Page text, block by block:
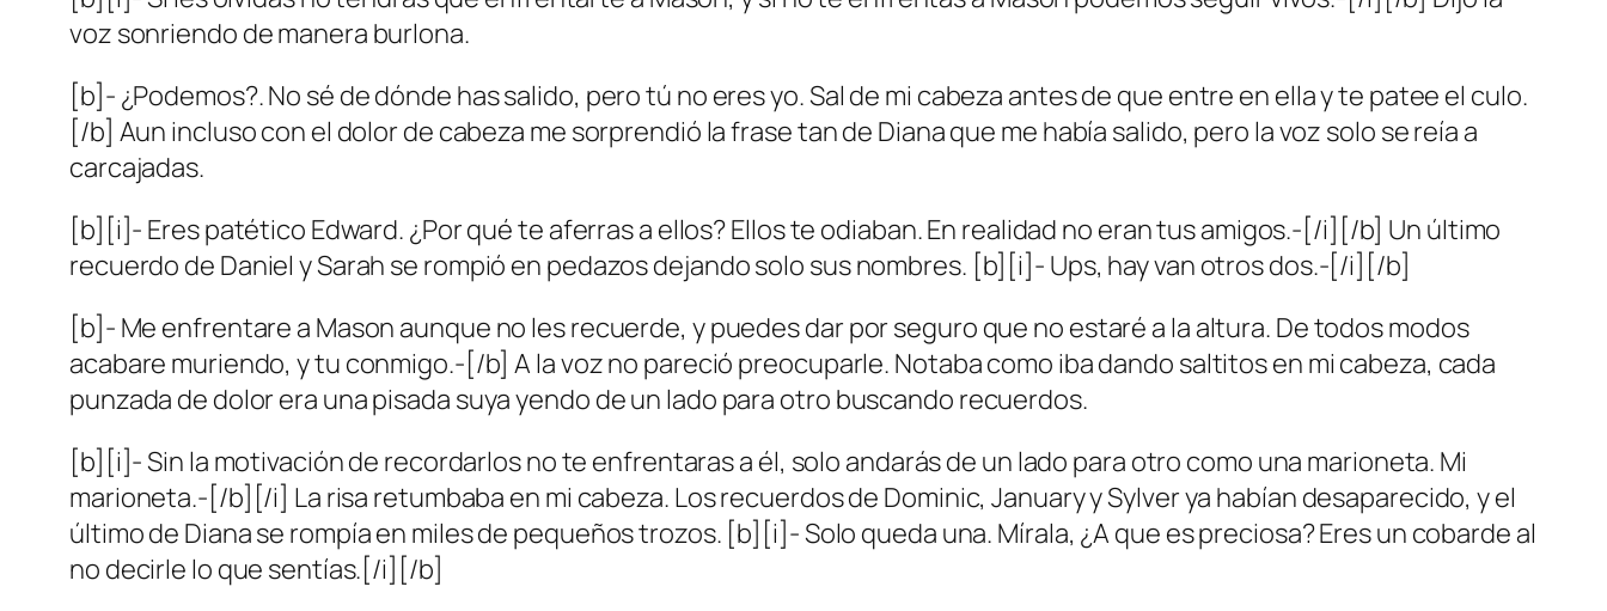
voz sonriendo de manera burlona.
[b]- ¿Podemos?. No sé de dónde has salido, pero tú no eres yo. Sal de mi cabeza antes de que entre en ella y te patee el culo.
[/b] Aun incluso con el dolor de cabeza me sorprendió la frase tan de Diana que me había salido, pero la voz solo se reía a
carcajadas.
[b][i]- Eres patético Edward. ¿Por qué te aferras a ellos? Ellos te odiaban. En realidad no eran tus amigos.-[/i][/b] Un último
recuerdo de Daniel y Sarah se rompió en pedazos dejando solo sus nombres. [b][i]- Ups, hay van otros dos.-[/i][/b]
[b]- Me enfrentare a Mason aunque no les recuerde, y puedes dar por seguro que no estaré a la altura. De todos modos
acabare muriendo, y tu conmigo.-[/b] A la voz no pareció preocuparle. Notaba como iba dando saltitos en mi cabeza, cada
punzada de dolor era una pisada suya yendo de un lado para otro buscando recuerdos.
[b][i]- Sin la motivación de recordarlos no te enfrentaras a él, solo andarás de un lado para otro como una marioneta. Mi
marioneta.-[/b][/i] La risa retumbaba en mi cabeza. Los recuerdos de Dominic, January y Sylver ya habían desaparecido, y el
último de Diana se rompía en miles de pequeños trozos. [b][i]- Solo queda una. Mírala, ¿A que es preciosa? Eres un cobarde al
no decirle lo que sentías.[/i][/b]